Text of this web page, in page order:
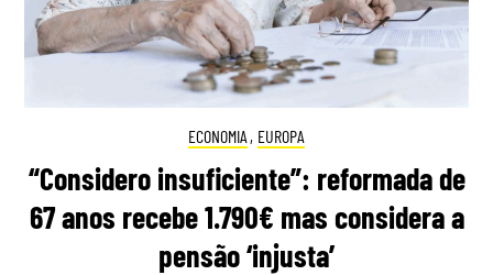
ECONOMIA , EUROPA
“Considero insuficiente”: reformada de
67 anos recebe 1.790€ mas considera a
pensão ‘injusta’